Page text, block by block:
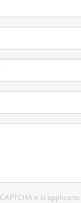
e si applicano